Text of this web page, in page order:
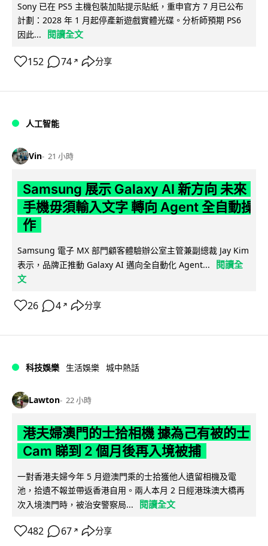
Sony 已在 PS5 主機包裝加貼提示貼紙，重申官方 7 月已公布
計劃：2028 年 1 月起停產新遊戲實體光碟。分析師預期 PS6
因此...
閱讀全文
152 74 ↗ 分享
人工智能
Vin 21 小時
Samsung 展示 Galaxy AI 新方向 未來
手機毋須輸入文字 轉向 Agent 全自動操
作
Samsung 電子 MX 部門顧客體驗辦公室主管兼副總裁 Jay Kim
表示，品牌正推動 Galaxy AI 邁向全自動化 Agent...
閱讀全
文
26 4 ↗ 分享
科技娛樂 生活娛樂 城中熱話
Lawton 22 小時
港夫婦澳門的士拾相機 據為己有被的士
Cam 睇到 2 個月後再入境被捕
一對香港夫婦今年 5 月遊澳門乘的士拾獲他人遺留相機及電
池，拾遺不報並帶返香港自用。兩人本月 2 日經港珠澳大橋再
次入境澳門時，被治安警察局...
閱讀全文
482 67 ↗ 分享